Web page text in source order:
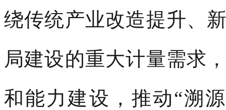
绕传统产业改造提升、
局建设的重大计量需求
和能力建设，推动“溯